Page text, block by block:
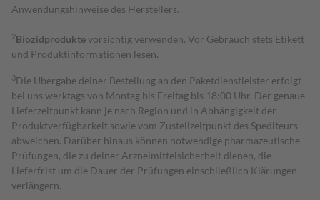
Anwendungshinweise des Herstellers.
2Biozidproduktevorsichtig verwenden. Vor Gebrauch stets Etikett
und Produktinformationen lesen.
3Die Übergabe deiner Bestellung an den Paketdienstleister erfolgt
bei uns werktags von Montag bis Freitag bis 18:00 Uhr. Der genaue
Lieferzeitpunkt kann je nach Region und in Abhängigkeit der
Produktverfügbarkeit sowie vom Zustellzeitpunkt des Spediteurs
abweichen. Darüber hinaus können notwendige pharmazeutische
Prüfungen, die zu deiner Arzneimittelsicherheit dienen, die
Lieferfrist um die Dauer der Prüfungen einschließlich Klärungen
verlängern.